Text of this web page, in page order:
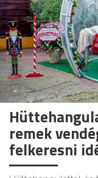
remek
felkeresni